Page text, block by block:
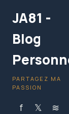
JA81 -
Blog
PARTAGEZ MA
PASSION
f 𝕏 ≋